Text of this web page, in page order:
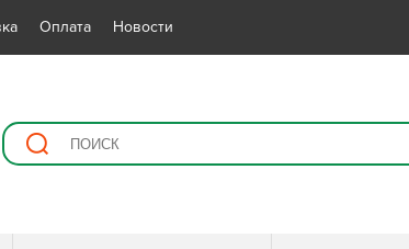
Оплата Новости